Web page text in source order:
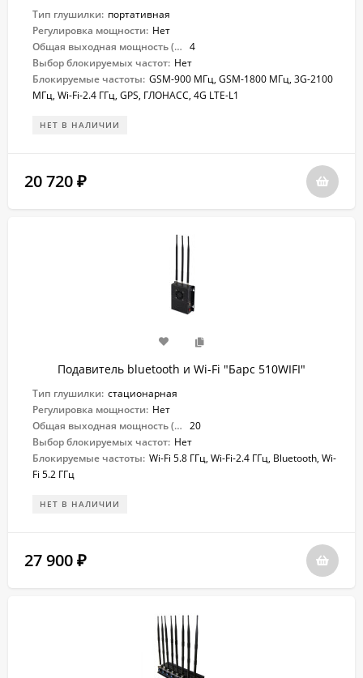
Тип глушилки: портативная
Регулировка мощности: Нет
Общая выходная мощность (Вт): 4
Выбор блокируемых частот: Нет
Блокируемые частоты: GSM-900 МГц, GSM-1800 МГц, 3G-2100
МГц, Wi-Fi-2.4 ГГц, GPS, ГЛОНАСС, 4G LTE-L1
НЕТ В НАЛИЧИИ
20 720 ₽
Подавитель bluetooth и Wi-Fi "Барс ​510WIFI"
Тип глушилки: стационарная
Регулировка мощности: Нет
Общая выходная мощность (Вт): 20
Выбор блокируемых частот: Нет
Блокируемые частоты: Wi-Fi 5.8 ГГц, Wi-Fi-2.4 ГГц, Bluetooth, Wi-
Fi 5.2 ГГц
НЕТ В НАЛИЧИИ
27 900 ₽